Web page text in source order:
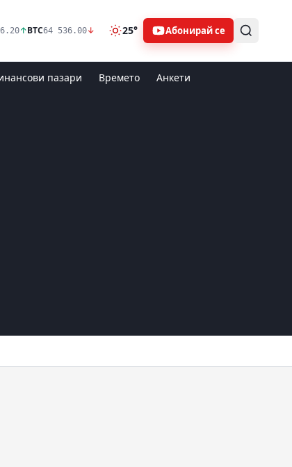
↑BTC64 536.00↓ 25° Абонирай се
пазари Времето Анкети